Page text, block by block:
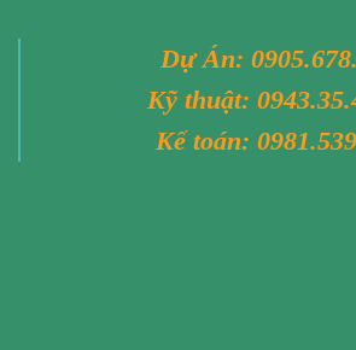
Dự Án:
Kỹ thuật:
Kế toán: